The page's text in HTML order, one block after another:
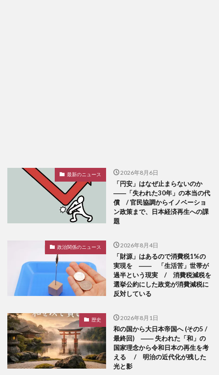
最新のニュース 2026年8月6日
「円安」はなぜ止まらないのか
――「失われた30年」の本当の代
償 / 官民協調からイノベーショ
ン政策まで、日本経済再生への課
題
政治関係のニュース 2026年8月4日
「財源」はあるので消費税1%の
実現を ―― 「生活苦」世帯が
過半という現実 / 消費税減税を
選挙公約にした政党が消費減税に
反対している
歴史 2026年8月1日
和の国から大日本帝国へ (その5 /
最終回) ―― 失われた「和」の
国家理念から令和日本の再生を考
える / 明治の近代化が残した
光と影